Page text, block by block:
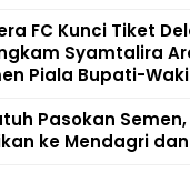
FC Kunci Tiket
Syamtalira
Piala Bupati-
Pasokan
ke Mendagri